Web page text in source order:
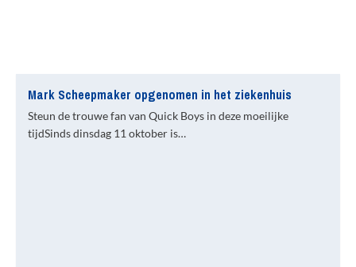
Mark Scheepmaker opgenomen in het ziekenhuis
Steun de trouwe fan van Quick Boys in deze moeilijke
tijdSinds dinsdag 11 oktober is…